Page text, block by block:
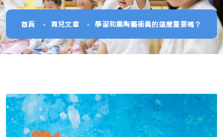
首頁 育兒文章 學習和熏陶藝術真的這麼重要嗎？